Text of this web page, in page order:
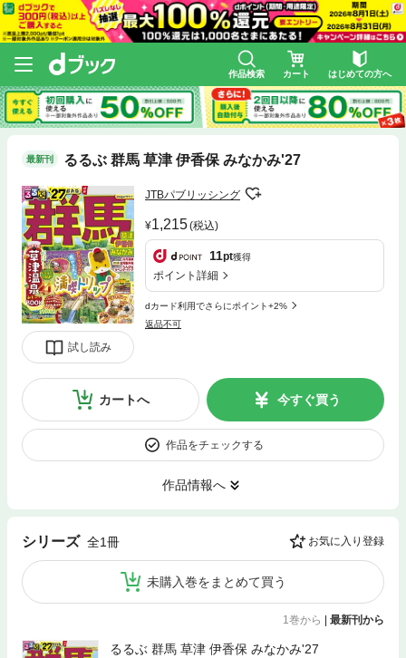
作品検索 カート はじめての方へ
最新刊 るるぶ 群馬 草津 伊香保 みなかみ'27
試し読み
JTBパブリッシング
1,215(税込)
11pt獲得
ポイント詳細
dカード利用でさらにポイント+2%
返品不可
カートへ 今すぐ買う
作品をチェックする
作品情報へ
シリーズ 全1冊 お気に入り登録
未購入巻をまとめて買う
1巻から 最新刊から
るるぶ 群馬 草津 伊香保 みなかみ'27